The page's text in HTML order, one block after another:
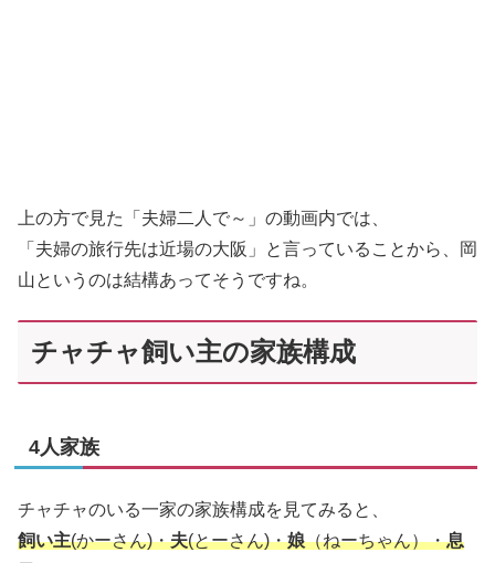
上の方で見た「夫婦二人で～」の動画内では、
「夫婦の旅行先は近場の大阪」と言っていることから、岡
山というのは結構あってそうですね。
チャチャ飼い主の家族構成
4人家族
チャチャのいる一家の家族構成を見てみると、
飼い主(かーさん)・夫(とーさん)・娘（ねーちゃん）・息